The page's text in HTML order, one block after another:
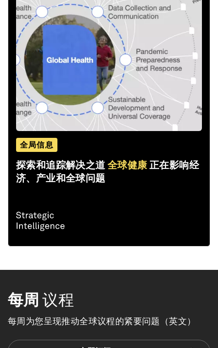
全局信息
探索和追踪解决之道全球健康正在影响经
济、产业和全球问题
每周 议程
每周为您呈现推动全球议程的紧要问题（英文）